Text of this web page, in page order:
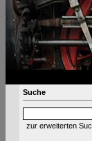
Suche
zur erweiterten